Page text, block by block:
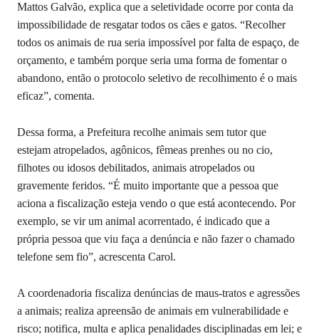
Mattos Galvão, explica que a seletividade ocorre por conta da
impossibilidade de resgatar todos os cães e gatos. “Recolher
todos os animais de rua seria impossível por falta de espaço, de
orçamento, e também porque seria uma forma de fomentar o
abandono, então o protocolo seletivo de recolhimento é o mais
eficaz”, comenta.
Dessa forma, a Prefeitura recolhe animais sem tutor que
estejam atropelados, agônicos, fêmeas prenhes ou no cio,
filhotes ou idosos debilitados, animais atropelados ou
gravemente feridos. “É muito importante que a pessoa que
aciona a fiscalização esteja vendo o que está acontecendo. Por
exemplo, se vir um animal acorrentado, é indicado que a
própria pessoa que viu faça a denúncia e não fazer o chamado
telefone sem fio”, acrescenta Carol.
A coordenadoria fiscaliza denúncias de maus-tratos e agressões
a animais; realiza apreensão de animais em vulnerabilidade e
risco; notifica, multa e aplica penalidades disciplinadas em lei; e